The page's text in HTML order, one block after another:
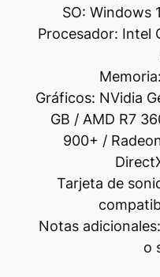
SO: Windows
Procesador: Intel
Gráficos: NVidia
GB / AMD R7
900+ /
Tarjeta de
Notas
o